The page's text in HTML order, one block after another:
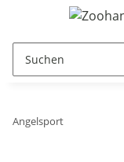
Angelsport